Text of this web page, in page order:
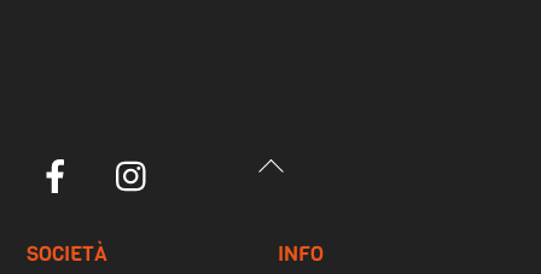
Back
Facebook
SOCIETÀ INFO